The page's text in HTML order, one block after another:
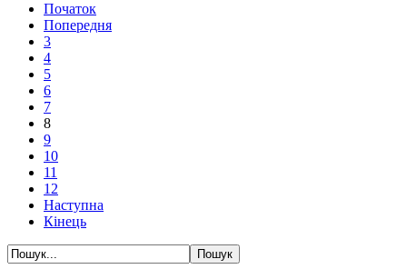
Початок
Попередня
3
4
5
6
7
8
9
10
11
12
Наступна
Кінець